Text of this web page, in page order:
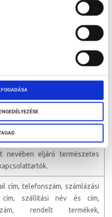
szükséges; a
és az összehasonlítás
és egyedi termékigények
és belső ügyviteli kezelése, a
ha a vásárló ilyen szolgáltatást
felirat vagy termékjelölés
Érintettek: a vásárlók, a
valamint a cég vagy más
nevében eljáró természetes
cím, telefonszám, számlázási
szállítási név és cím,
rendelt termékek,